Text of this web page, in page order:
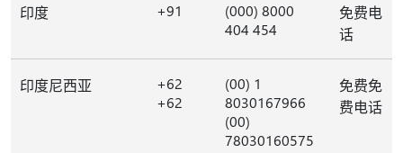
印度 +91
(000) 8000
404 454
免费电
话
印度尼西亚
+62
+62
(00) 1
8030167966
(00)
78030160575
免费免
费电话